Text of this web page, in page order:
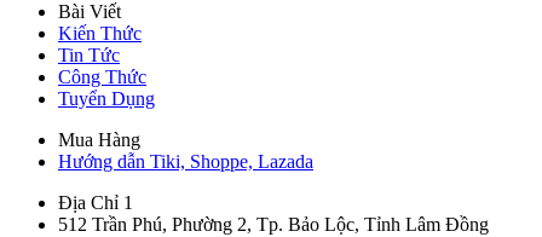
Bài Viết
Kiến Thức
Tin Tức
Công Thức
Tuyển Dụng
Mua Hàng
Hướng dẫn Tiki, Shoppe, Lazada
Địa Chỉ 1
512 Trần Phú, Phường 2, Tp. Bảo Lộc, Tỉnh Lâm Đồng